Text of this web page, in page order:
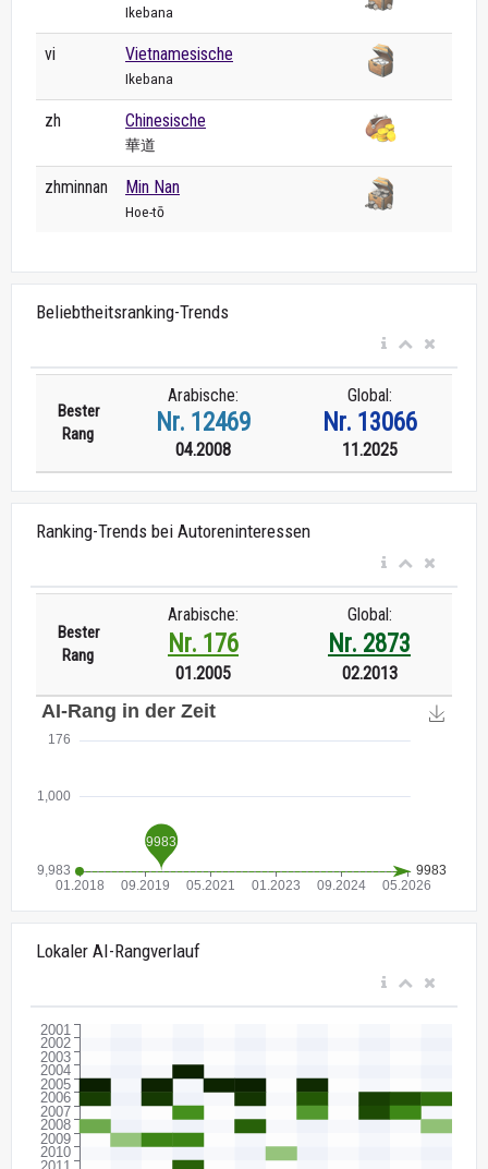
Ikebana
vi Vietnamesische
Ikebana
zh Chinesische
華道
zhminnan Min Nan
Hoe-tō
Beliebtheitsranking-Trends
Bester
Rang
Arabische:
Nr. 12469
04.2008
Global:
Nr. 13066
11.2025
Ranking-Trends bei Autoreninteressen
Bester
Rang
Arabische:
Nr. 176
01.2005
Global:
Nr. 2873
02.2013
Lokaler AI-Rangverlauf